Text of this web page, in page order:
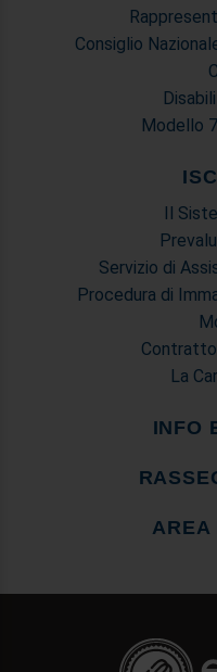
Consiglio
Modello
Il
Servizio di
Procedura di
La
INFO
AREA